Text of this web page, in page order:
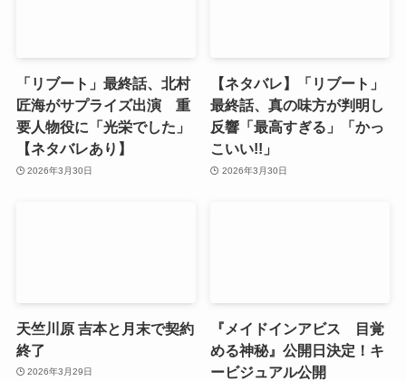
「リブート」最終話、北村
匠海がサプライズ出演 重
要人物役に「光栄でした」
【ネタバレあり】
2026年3月30日
【ネタバレ】「リブート」
最終話、真の味方が判明し
反響「最高すぎる」「かっ
こいい!!」
2026年3月30日
天竺川原 吉本と月末で契約
終了
2026年3月29日
『メイドインアビス 目覚
める神秘』公開日決定！キ
ービジュアル公開